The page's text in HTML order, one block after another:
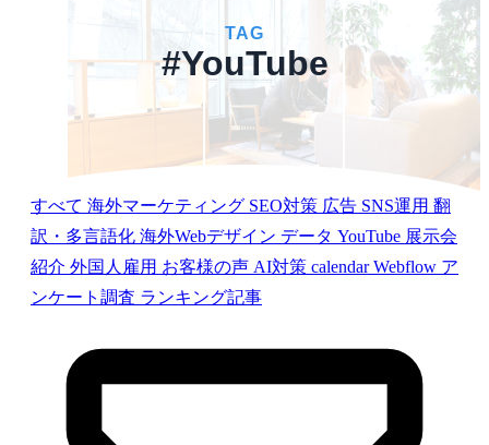
TAG
#YouTube
すべて 海外マーケティング SEO対策 広告 SNS運用 翻
訳・多言語化 海外Webデザイン データ YouTube 展示会
紹介 外国人雇用 お客様の声 AI対策 calendarWebflow ア
ンケート調査 ランキング記事